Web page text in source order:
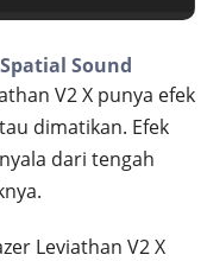
Sound
V2 X punya efek
dimatikan. Efek
dari tengah
Leviathan V2 X